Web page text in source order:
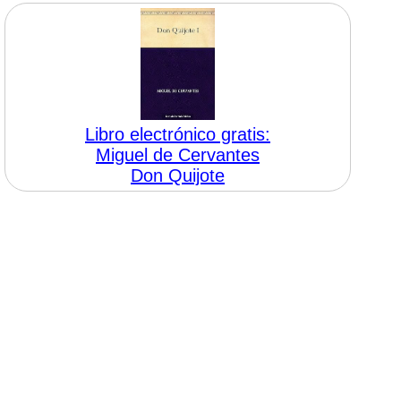
Libro electrónico gratis:
Miguel de Cervantes
Don Quijote